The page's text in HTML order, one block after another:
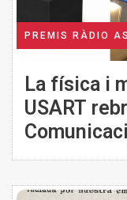
PREMIS RÀDIO
La física i
USART